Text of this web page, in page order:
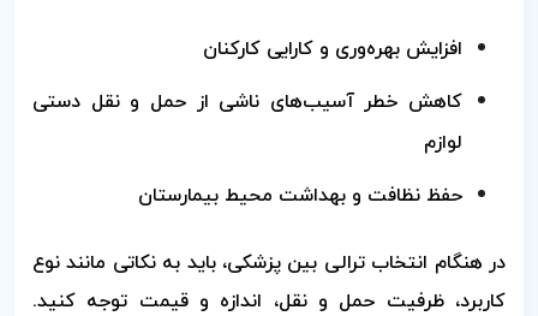
افزایش بهره‌وری و کارایی کارکنان
کاهش خطر آسیب‌های ناشی از حمل و نقل دستی
لوازم
حفظ نظافت و بهداشت محیط بیمارستان
در هنگام انتخاب ترالی بین پزشکی، باید به نکاتی مانند نوع
کاربرد، ظرفیت حمل و نقل، اندازه و قیمت توجه کنید.